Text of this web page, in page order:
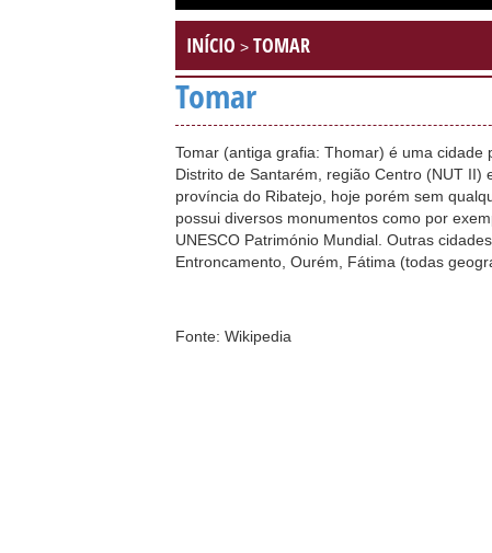
INÍCIO > TOMAR
Tomar
Tomar (antiga grafia: Thomar) é uma
Distrito de Santarém, região Centro (NUT II)
província do Ribatejo, hoje porém sem
possui diversos monumentos como por
UNESCO Património Mundial. Outras
Entroncamento, Ourém, Fátima (todas
Fonte: Wikipedia